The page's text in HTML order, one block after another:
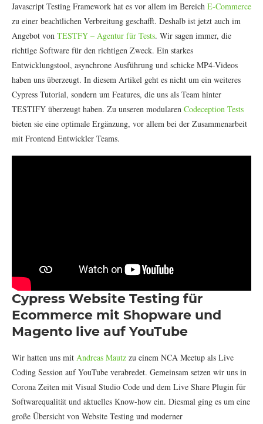
Javascript Testing Framework hat es vor allem im Bereich E-Commerce
zu einer beachtlichen Verbreitung geschafft. Deshalb ist jetzt auch im
Angebot von TESTFY – Agentur für Tests. Wir sagen immer, die
richtige Software für den richtigen Zweck. Ein starkes
Entwicklungstool, asynchrone Ausführung und schicke MP4-Videos
haben uns überzeugt. In diesem Artikel geht es nicht um ein weiteres
Cypress Tutorial, sondern um Features, die uns als Team hinter
TESTIFY überzeugt haben. Zu unseren modularen Codeception Tests
bieten sie eine optimale Ergänzung, vor allem bei der Zusammenarbeit
mit Frontend Entwickler Teams.
Cypress Website Testing für
Ecommerce mit Shopware und
Magento live auf YouTube
Wir hatten uns mit Andreas Mautz zu einem NCA Meetup als Live
Coding Session auf YouTube verabredet. Gemeinsam setzen wir uns in
Corona Zeiten mit Visual Studio Code und dem Live Share Plugin für
Softwarequalität und aktuelles Know-how ein. Diesmal ging es um eine
große Übersicht von Website Testing und moderner